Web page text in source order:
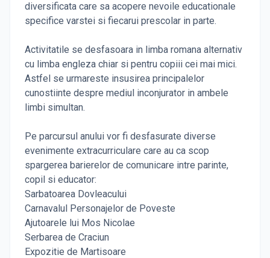
diversificata care sa acopere nevoile educationale
specifice varstei si fiecarui prescolar in parte.
Activitatile se desfasoara in limba romana alternativ
cu limba engleza chiar si pentru copiii cei mai mici.
Astfel se urmareste insusirea principalelor
cunostiinte despre mediul inconjurator in ambele
limbi simultan.
Pe parcursul anului vor fi desfasurate diverse
evenimente extracurriculare care au ca scop
spargerea barierelor de comunicare intre parinte,
copil si educator:
Sarbatoarea Dovleacului
Carnavalul Personajelor de Poveste
Ajutoarele lui Mos Nicolae
Serbarea de Craciun
Expozitie de Martisoare